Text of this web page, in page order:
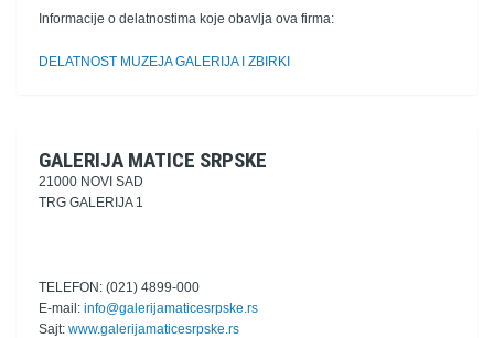
Informacije o delatnostima koje obavlja ova firma:
DELATNOST MUZEJA GALERIJA I ZBIRKI
GALERIJA MATICE SRPSKE
21000 NOVI SAD
TRG GALERIJA 1
TELEFON: (021) 4899-000
E-mail: info@galerijamaticesrpske.rs
Sajt: www.galerijamaticesrpske.rs